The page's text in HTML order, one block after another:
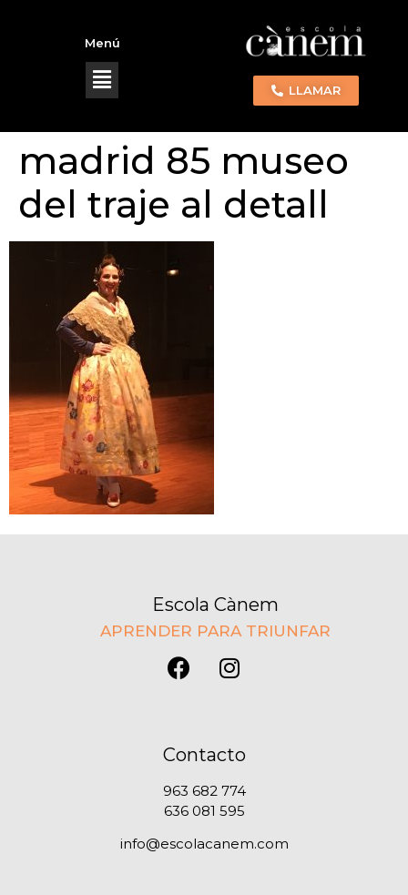
Menú
LLAMAR
madrid 85 museo
del traje al detall
Escola Cànem
APRENDER PARA TRIUNFAR
Contacto
963 682 774
636 081 595
info@escolacanem.com